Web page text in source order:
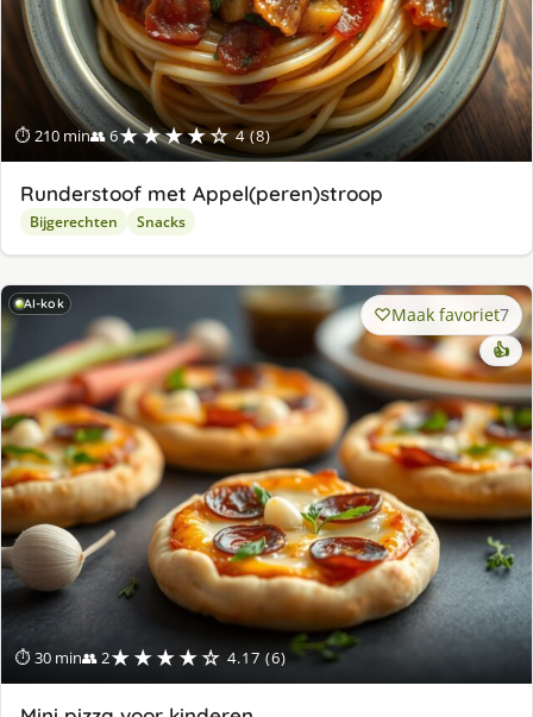
⏱ 210 min👥 6★★★★☆ 4 (8)
Runderstoof met Appel(peren)stroop
Bijgerechten Snacks
AI-kok
⏱ 30 min👥 2★★★★☆ 4.17 (6)
Maak favoriet7
👍